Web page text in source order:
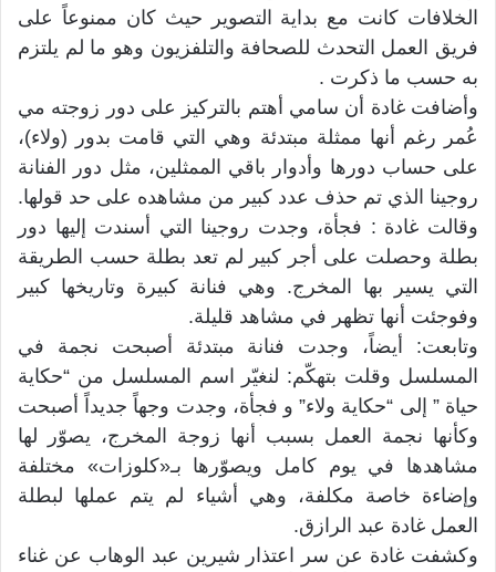
الخلافات كانت مع بداية التصوير حيث كان ممنوعاً على
فريق العمل التحدث للصحافة والتلفزيون وهو ما لم يلتزم
به حسب ما ذكرت .
وأضافت غادة أن سامي أهتم بالتركيز على دور زوجته مي
عُمر رغم أنها ممثلة مبتدئة وهي التي قامت بدور (ولاء)،
على حساب دورها وأدوار باقي الممثلين، مثل دور الفنانة
روجينا الذي تم حذف عدد كبير من مشاهده على حد قولها.
وقالت غادة : فجأة، وجدت روجينا التي أسندت إليها دور
بطلة وحصلت على أجر كبير لم تعد بطلة حسب الطريقة
التي يسير بها المخرج. وهي فنانة كبيرة وتاريخها كبير
وفوجئت أنها تظهر في مشاهد قليلة.
وتابعت: أيضاً، وجدت فنانة مبتدئة أصبحت نجمة في
المسلسل وقلت بتهكّم: لنغيّر اسم المسلسل من “حكاية
حياة ” إلى “حكاية ولاء” و فجأة، وجدت وجهاً جديداً أصبحت
وكأنها نجمة العمل بسبب أنها زوجة المخرج، يصوّر لها
مشاهدها في يوم كامل ويصوّرها بـ«كلوزات» مختلفة
وإضاءة خاصة مكلفة، وهي أشياء لم يتم عملها لبطلة
العمل غادة عبد الرازق.
وكشفت غادة عن سر اعتذار شيرين عبد الوهاب عن غناء